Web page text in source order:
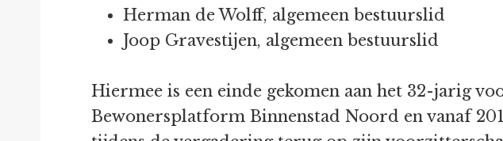
Herman de Wolff, algemeen bestuurslid
Joop Gravestijen, algemeen bestuurslid
Hiermee is een einde gekomen aan het 32-jarig
Bewonersplatform Binnenstad Noord en vanaf